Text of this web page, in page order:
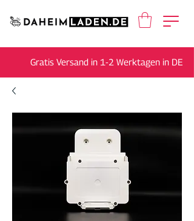
Gratis Versand in 1-2 Werktagen in DE